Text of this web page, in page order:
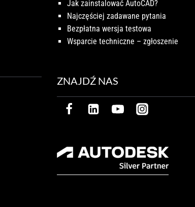
Jak zainstalować AutoCAD?
Najczęściej zadawane pytania
Bezpłatna wersja testowa
Wsparcie techniczne – zgłoszenie
ZNAJDŹ NAS